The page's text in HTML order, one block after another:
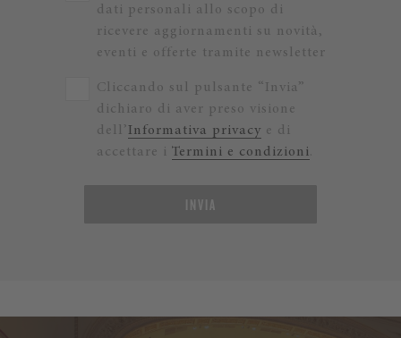
dati personali allo scopo di
ricevere aggiornamenti su novità,
eventi e offerte tramite newsletter
Cliccando sul pulsante “Invia”
dichiaro di aver preso visione
dell’Informativa privacy e di
accettare i Termini e condizioni.
INVIA